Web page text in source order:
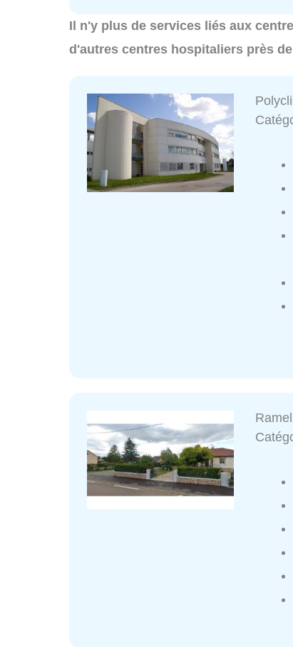
Il n'y plus de services liés aux
d'autres centres hospitaliers près